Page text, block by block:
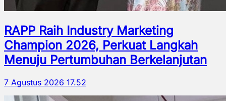
RAPP Raih Industry Marketing
Champion 2026, Perkuat Langkah
Menuju Pertumbuhan Berkelanjutan
7 Agustus 2026 17.52